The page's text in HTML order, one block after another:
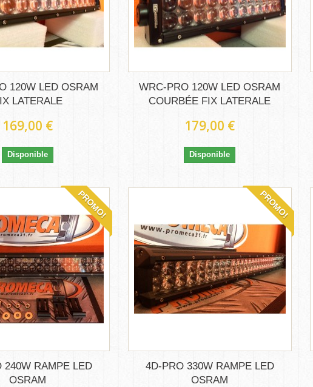
120W LED OSRAM
LATERALE
169,00 €
Disponible
WRC-PRO 120W LED OSRAM
COURBÉE FIX LATERALE
179,00 €
Disponible
PROMO!
240W RAMPE LED
OSRAM
PROMO!
4D-PRO 330W RAMPE LED
OSRAM